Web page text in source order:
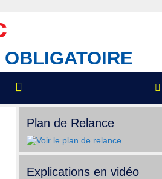
Plan de Relance
Explications en vidéo